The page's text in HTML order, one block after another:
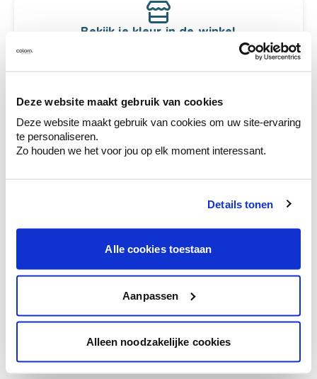
Deze website maakt gebruik van cookies
Deze website maakt gebruik van cookies om uw site-ervaring
te personaliseren.
Zo houden we het voor jou op elk moment interessant.
Details tonen
Alle cookies toestaan
Aanpassen
Alleen noodzakelijke cookies
Bekijk je kleur in de winkel
Ontdek er kleurechte stalen van je
te verfijnen.
Krijg persoonlijk advies om kleuren te
combineren.
Krijg kleuradvies op basis van de lichtinval
en je meubels.
Krijg ineens een technologische check-up